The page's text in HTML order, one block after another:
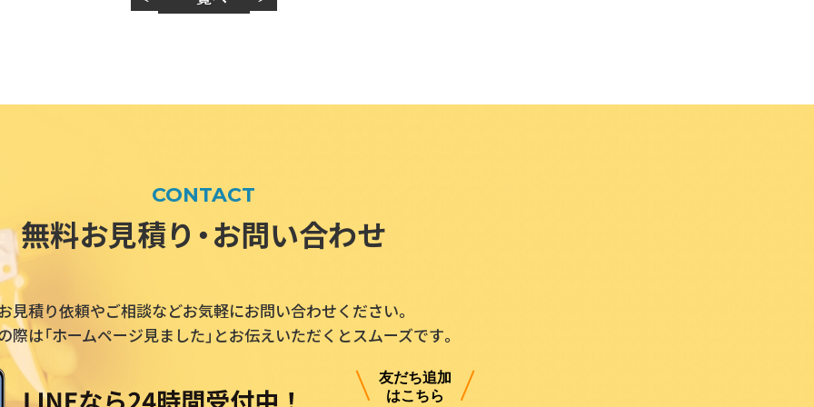
CONTACT
無料お見積り・お問い合わせ
見積り依頼やご相談などお気軽にお問い合わせください。
際は「ホームページ見ました」とお伝えいただくとスムーズです。